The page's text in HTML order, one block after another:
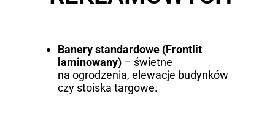
Banery standardowe (Frontlit
laminowany)– świetne
na ogrodzenia, elewacje budynków
czy stoiska targowe.